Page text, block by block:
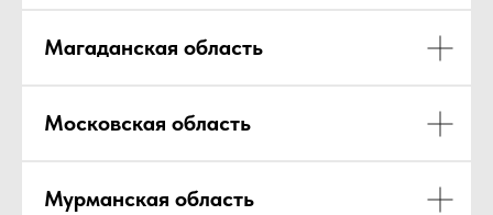
Магаданская область
Московская область
Мурманская область